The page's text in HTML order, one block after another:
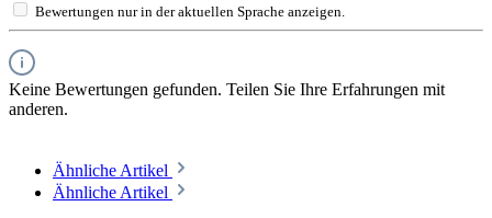
Bewertungen nur in der aktuellen Sprache anzeigen.
Keine Bewertungen gefunden. Teilen Sie Ihre Erfahrungen mit
anderen.
Ähnliche Artikel
Ähnliche Artikel